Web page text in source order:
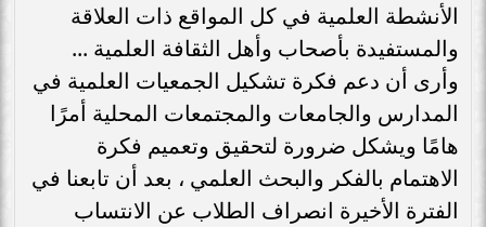
الأنشطة العلمية في كل المواقع ذات العلاقة
والمستفيدة بأصحاب وأهل الثقافة العلمية ...
وأرى أن دعم فكرة تشكيل الجمعيات العلمية في
المدارس والجامعات والمجتمعات المحلية أمرًا
هامًا ويشكل ضرورة لتحقيق وتعميم فكرة
الاهتمام بالفكر والبحث العلمي ، بعد أن تابعنا في
الفترة الأخيرة انصراف الطلاب عن الانتساب